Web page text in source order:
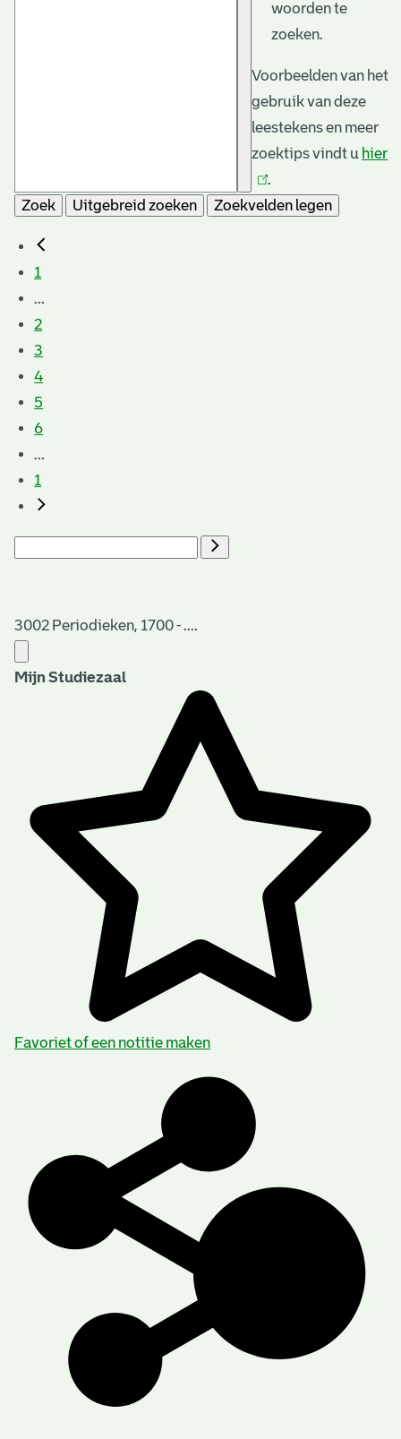
woorden te
zoeken.
Voorbeelden van het
gebruik van deze
leestekens en meer
zoektips vindt u hier
.
Zoek
Uitgebreid zoeken Zoekvelden legen
1
...
2
3
4
5
6
...
1
3002 Periodieken, 1700 - ....
Mijn Studiezaal
Favoriet of een notitie maken